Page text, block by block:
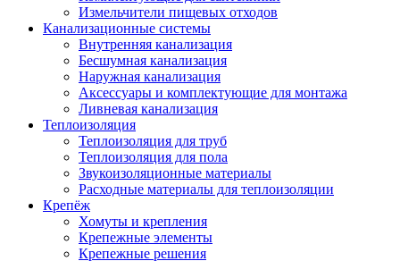
Измельчители пищевых отходов
Канализационные системы
Внутренняя канализация
Бесшумная канализация
Наружная канализация
Аксессуары и комплектующие для монтажа
Ливневая канализация
Теплоизоляция
Теплоизоляция для труб
Теплоизоляция для пола
Звукоизоляционные материалы
Расходные материалы для теплоизоляции
Крепёж
Хомуты и крепления
Крепежные элементы
Крепежные решения